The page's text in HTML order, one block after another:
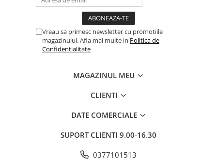
Vreau sa primesc newsletter cu promotiile
magazinului. Afla mai multe in Politica de
Confidentialitate
MAGAZINUL MEU
CLIENTI
DATE COMERCIALE
SUPORT CLIENTI 9.00-16.30
0377101513